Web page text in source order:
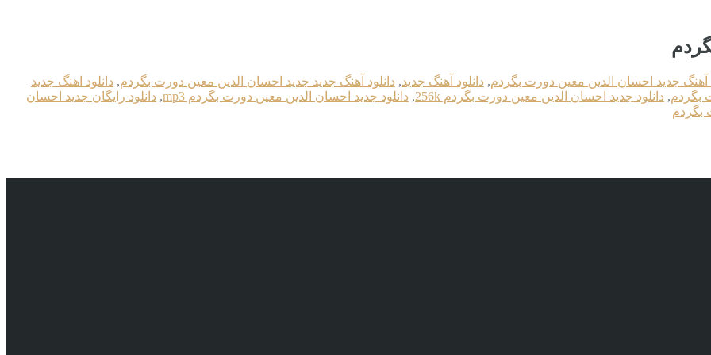
آهنگ جديد احسان الدین معین دورت بگردم, دانلود آهنگ جدید, دانلود آهنگ جدید جديد احسان الدین معین دورت بگردم, دانلود اهنگ جديد
بگردم, دانلود جديد احسان الدین معین دورت بگردم 256k , دانلود جديد احسان الدین معین دورت بگردم mp3 , دانلود رایگان جديد احسان
بگردم